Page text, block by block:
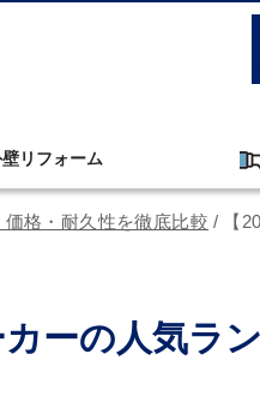
リフォーム
価格・耐久性を徹底比較 /
【
カーの人気ラ